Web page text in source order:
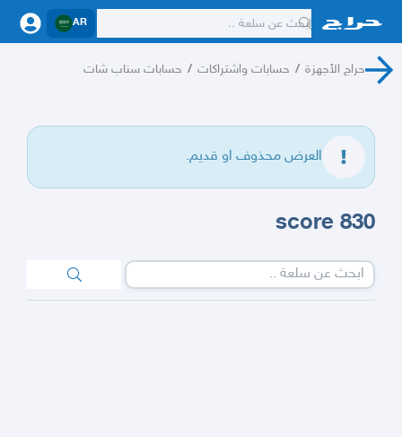
AR
حراج الأجهزة / حسابات واشتراكات / حسابات سناب شات
العرض محذوف او قديم.
score 830